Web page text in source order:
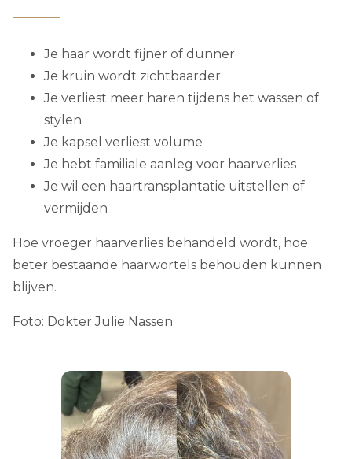
Je haar wordt fijner of dunner
Je kruin wordt zichtbaarder
Je verliest meer haren tijdens het wassen of
stylen
Je kapsel verliest volume
Je hebt familiale aanleg voor haarverlies
Je wil een haartransplantatie uitstellen of
vermijden
Hoe vroeger haarverlies behandeld wordt, hoe
beter bestaande haarwortels behouden kunnen
blijven.
Foto: Dokter Julie Nassen